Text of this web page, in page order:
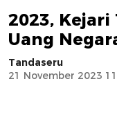
2023,
Uang
Tandaseru
21 November 2023